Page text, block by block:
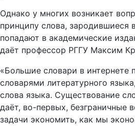
Однако у многих возникает
принципу слова, зародившиеся
попадают в академические
даёт профессор РГГУ Максим
«Большие словари в интернете
словарями литературного
слова языка. Существование
даёт, во-первых, безграничные
задачи экономить, как мы